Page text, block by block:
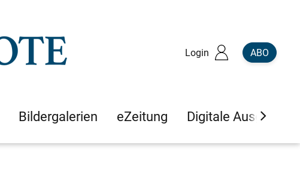
Login ABO
Bildergalerien eZeitung Digitale Ausgaben